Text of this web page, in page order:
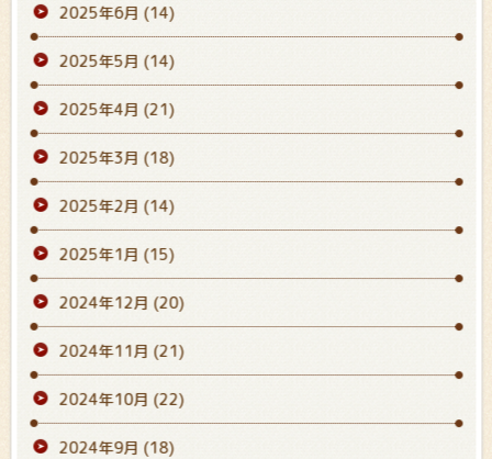
2025年6月 (14)
2025年5月 (14)
2025年4月 (21)
2025年3月 (18)
2025年2月 (14)
2025年1月 (15)
2024年12月 (20)
2024年11月 (21)
2024年10月 (22)
2024年9月 (18)